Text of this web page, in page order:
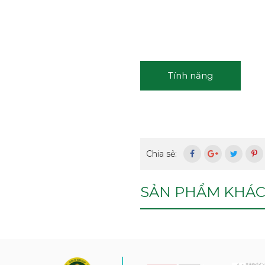
Tính năng
Chia sẻ:
SẢN PHẨM KHÁC